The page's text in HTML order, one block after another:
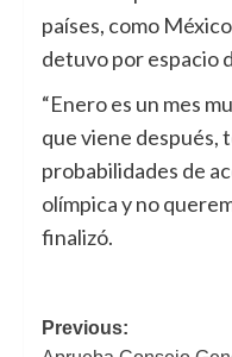
países, como
detuvo por espacio
“Enero es un mes
que viene después,
probabilidades de
olímpica y no
finalizó.
Navegación
Previous: